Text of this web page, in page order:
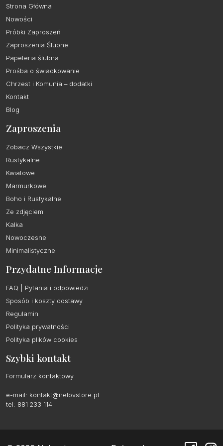
Strona Główna
Nowości
Próbki Zaproszeń
Zaproszenia Ślubne
Papeteria ślubna
Prośba o świadkowanie
Chrzest i Komunia – dodatki
Kontakt
Blog
Zaproszenia
Zobacz Wszystkie
Rustykalne
Kwiatowe
Marmurkowe
Boho i Rustykalne
Ze zdjęciem
Kalka
Nowoczesne
Minimalistyczne
Przydatne Informacje
FAQ | Pytania i odpowiedzi
Sposób i koszty dostawy
Regulamin
Polityka prywatności
Polityka plików cookies
Szybki kontakt
Formularz kontaktowy
e-mail: kontakt@nelovstore.pl
tel: 881 233 114